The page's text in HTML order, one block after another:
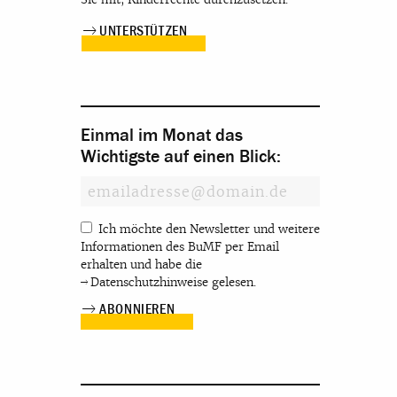
UNTERSTÜTZEN
Einmal im Monat das
Wichtigste auf einen Blick:
Ich möchte den Newsletter und weitere
Informationen des BuMF per Email
erhalten und habe die
Datenschutzhinweise gelesen.